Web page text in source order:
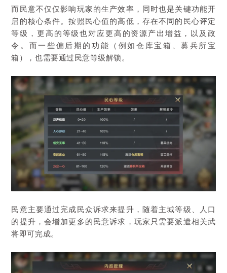
而民意不仅仅影响玩家的生产效率，同时也是关键功能开
启的核心条件。按照民心值的高低，存在不同的民心评定
等级，更高的等级也对应更高的资源产出增益，以及政
令。而一些偏后期的功能（例如仓库宝箱、募兵所宝
箱），也需要通过民意等级解锁。
民意主要通过完成民众诉求来提升，随着主城等级、人口
的提升，会增加更多的民意诉求，玩家只需要派遣相关武
将即可完成。